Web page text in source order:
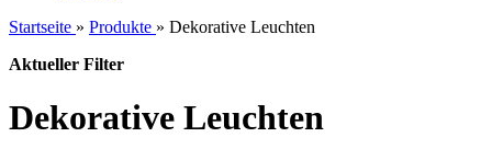
Startseite » Produkte » Dekorative Leuchten
Aktueller Filter
Dekorative Leuchten